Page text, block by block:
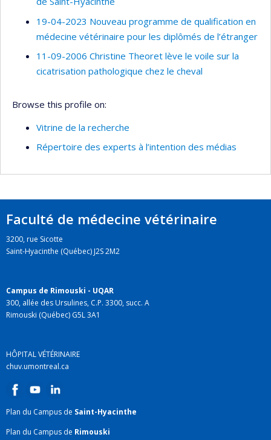
19-04-2023 Nouveau programme de qualification en
médecine vétérinaire pour les diplômés de l’étranger
11-09-2006 Christine Theoret lève le voile sur la
cicatrisation pathologique chez le cheval
Browse this profile on:
Vitrine de la recherche
Répertoire des experts à l’intention des médias
Faculté de médecine vétérinaire
3200, rue Sicotte
Saint-Hyacinthe (Québec) J2S 2M2
Campus de Rimouski - UQAR
300, allée des Ursulines, C.P. 3300, succ. A
Rimouski (Québec) G5L 3A1
HÔPITAL VÉTÉRINAIRE
chuv.umontreal.ca
Plan du Campus de Saint-Hyacinthe
Plan du Campus de Rimouski